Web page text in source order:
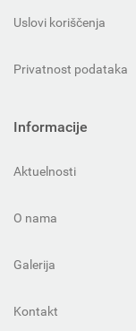
Uslovi koriščenja
Privatnost podataka
Informacije
Aktuelnosti
O nama
Galerija
Kontakt